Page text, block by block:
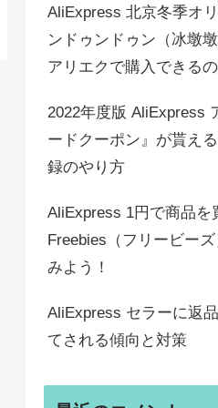
AliExpress 北京冬季オ
ンドゥンドゥン（冰墩
アリエクで購入できる
2022年度版 AliExpress
ードクーポン』が貰え
録のやり方
AliExpress 1円で商品を
Freebies（フリービー
みよう！
AliExpress セラーに返
てされる傾向と対策